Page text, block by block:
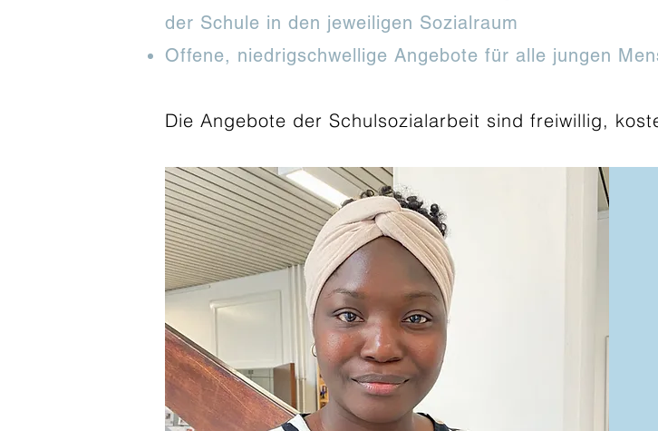
der Schule in den jeweiligen Sozialraum
Offene, niedrigschwellige Angebote für alle jungen
Die Angebote der Schulsozialarbeit sind freiwillig,